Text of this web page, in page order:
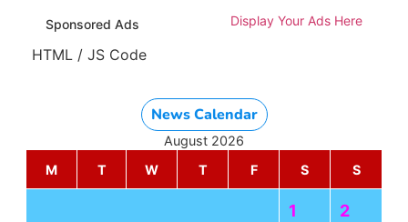
Sponsored Ads Display Your Ads Here
HTML / JS Code
News Calendar
August 2026
M
T W T F S S
1 2